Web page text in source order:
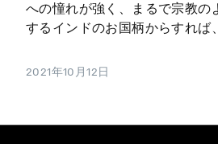
への憧れが強く、まるで宗教の
するインドのお国柄からすれば
2021年10月12日